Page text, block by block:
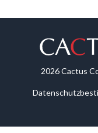
2026 Cactus